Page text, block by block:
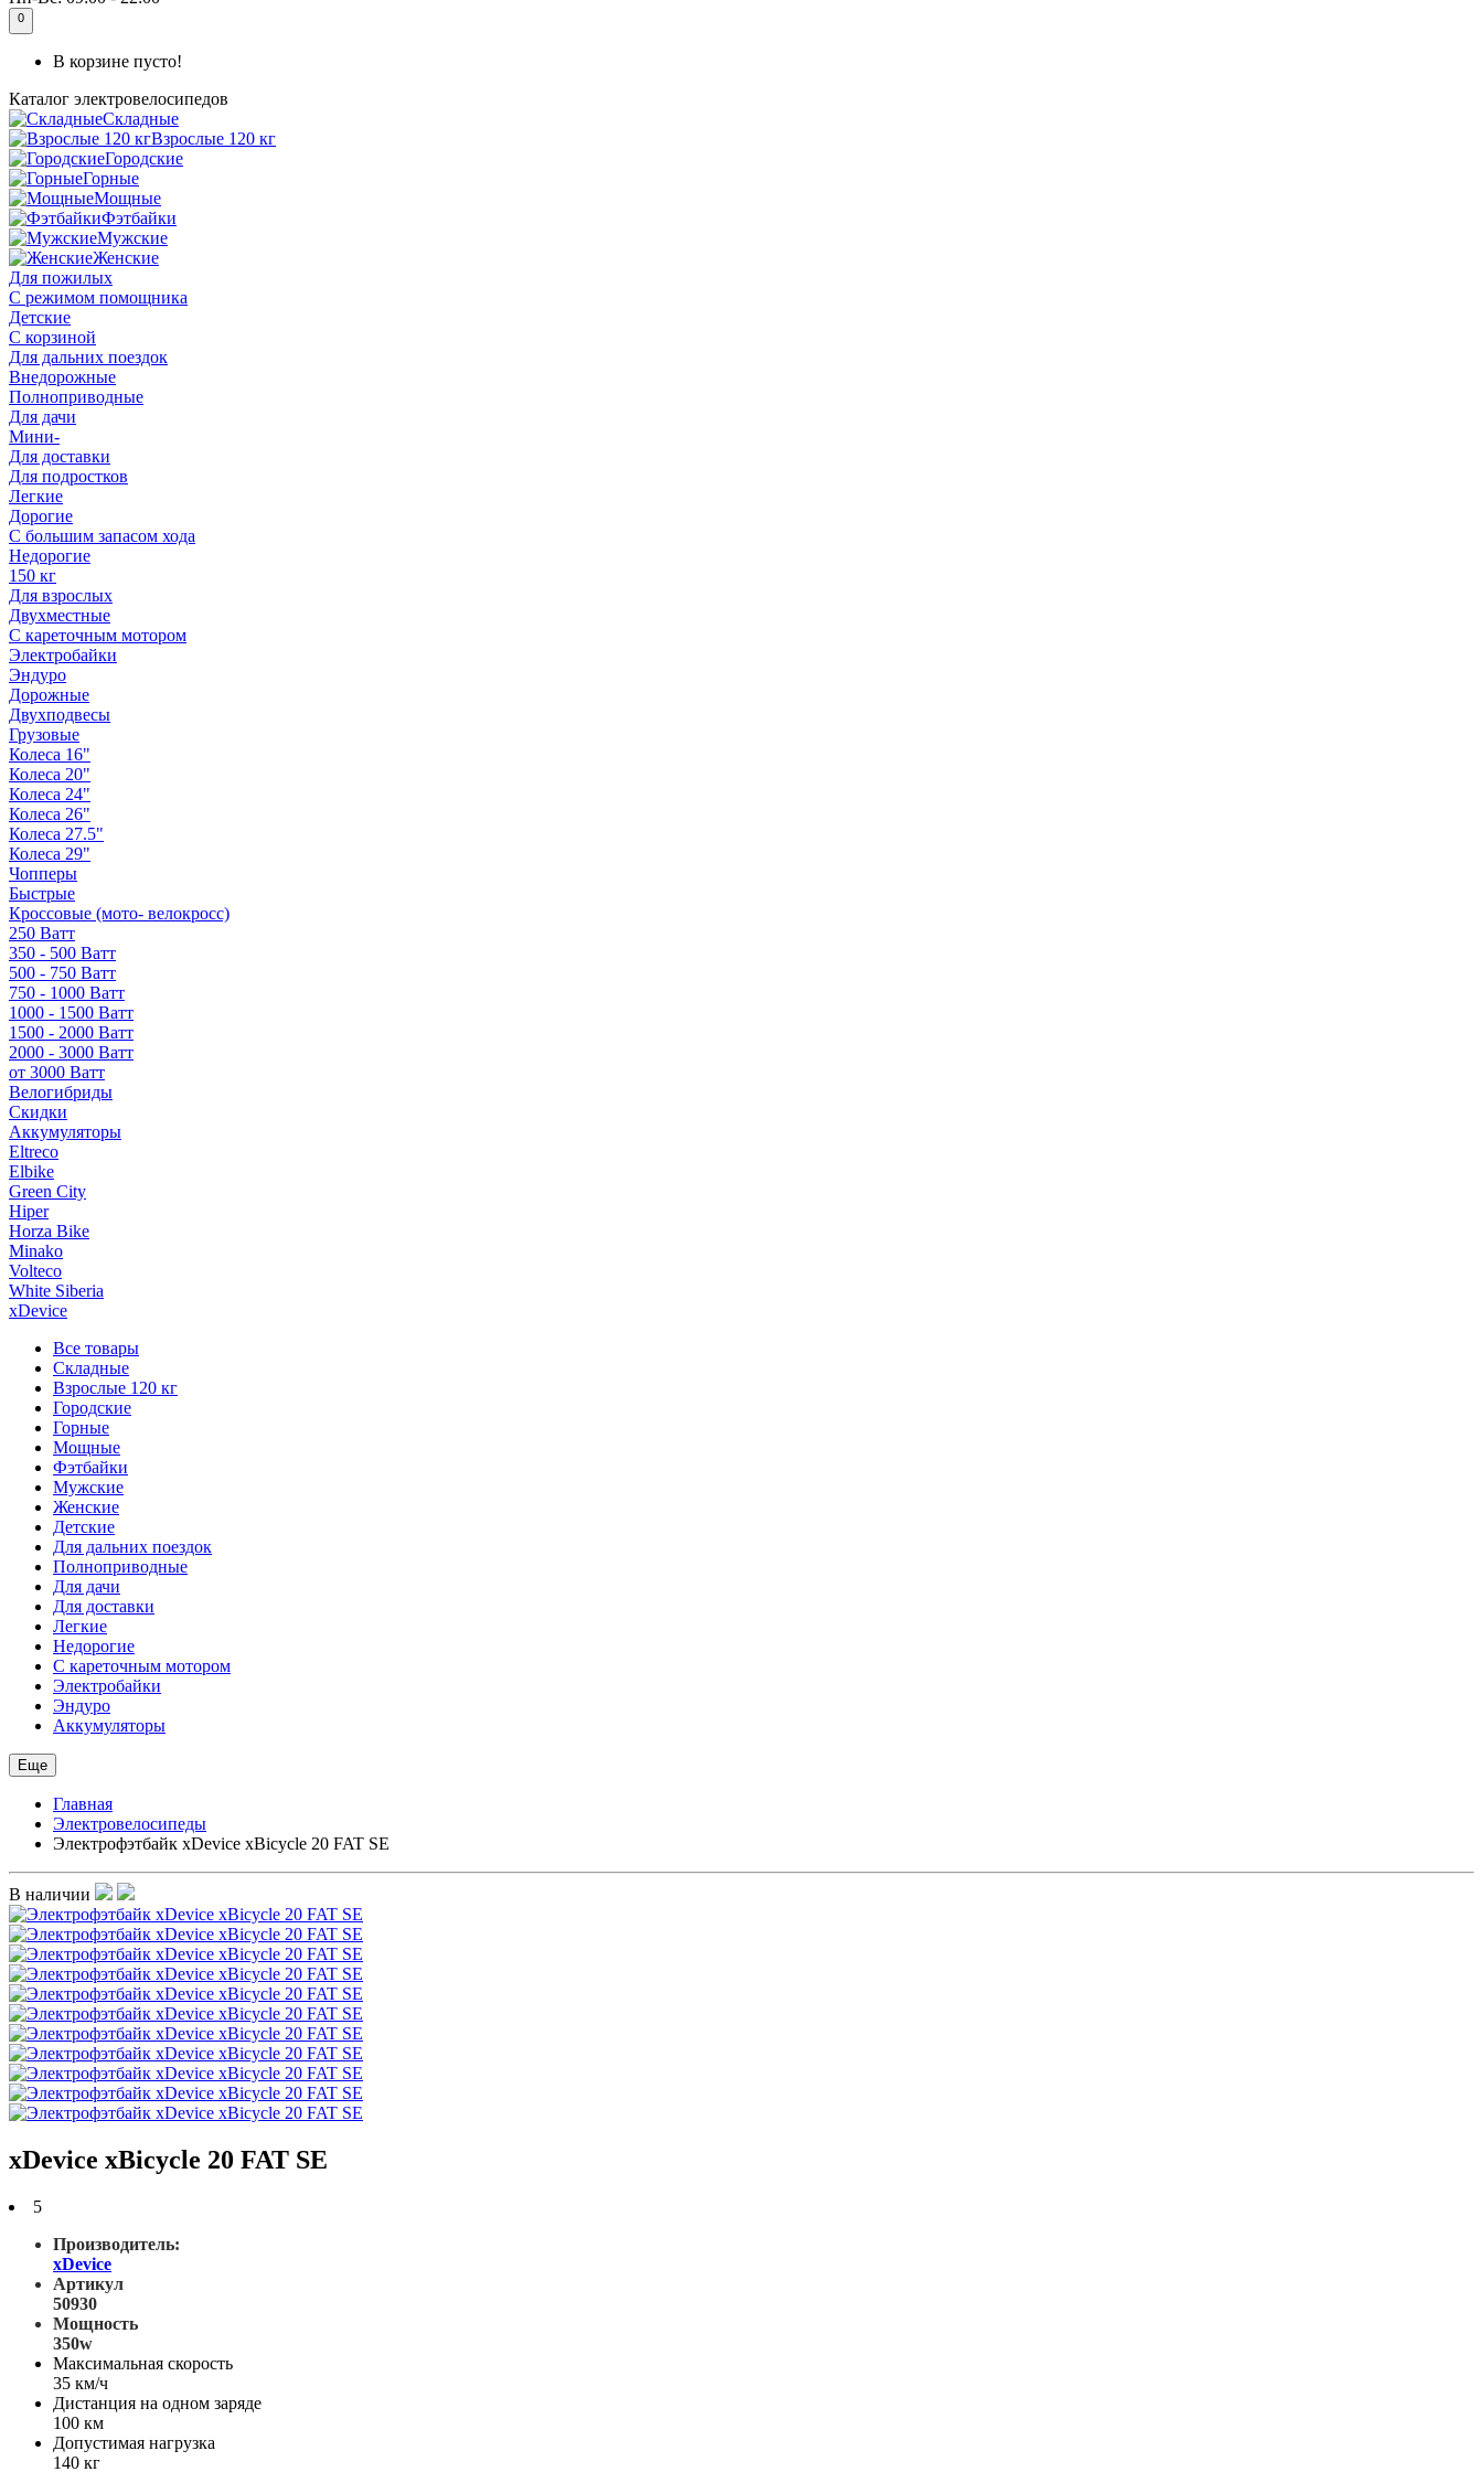
0
В корзине пусто!
Каталог электровелосипедов
Складные
Взрослые 120 кг
Городские
Горные
Мощные
Фэтбайки
Мужские
Женские
Для пожилых
С режимом помощника
Детские
С корзиной
Для дальних поездок
Внедорожные
Полноприводные
Для дачи
Мини-
Для доставки
Для подростков
Легкие
Дорогие
С большим запасом хода
Недорогие
150 кг
Для взрослых
Двухместные
С кареточным мотором
Электробайки
Эндуро
Дорожные
Двухподвесы
Грузовые
Колеса 16"
Колеса 20"
Колеса 24"
Колеса 26"
Колеса 27.5"
Колеса 29"
Чопперы
Быстрые
Кроссовые (мото- велокросс)
250 Ватт
350 - 500 Ватт
500 - 750 Ватт
750 - 1000 Ватт
1000 - 1500 Ватт
1500 - 2000 Ватт
2000 - 3000 Ватт
от 3000 Ватт
Велогибриды
Скидки
Аккумуляторы
Eltreco
Elbike
Green City
Hiper
Horza Bike
Minako
Volteco
White Siberia
xDevice
Все товары
Складные
Взрослые 120 кг
Городские
Горные
Мощные
Фэтбайки
Мужские
Женские
Детские
Для дальних поездок
Полноприводные
Для дачи
Для доставки
Легкие
Недорогие
С кареточным мотором
Электробайки
Эндуро
Аккумуляторы
Еще
Главная
Электровелосипеды
Электрофэтбайк xDevice xBicycle 20 FAT SE
В наличии
xDevice xBicycle 20 FAT SE
5
Производитель:
xDevice
Артикул
50930
Мощность
350w
Максимальная скорость
35 км/ч
Дистанция на одном заряде
100 км
Допустимая нагрузка
140 кг